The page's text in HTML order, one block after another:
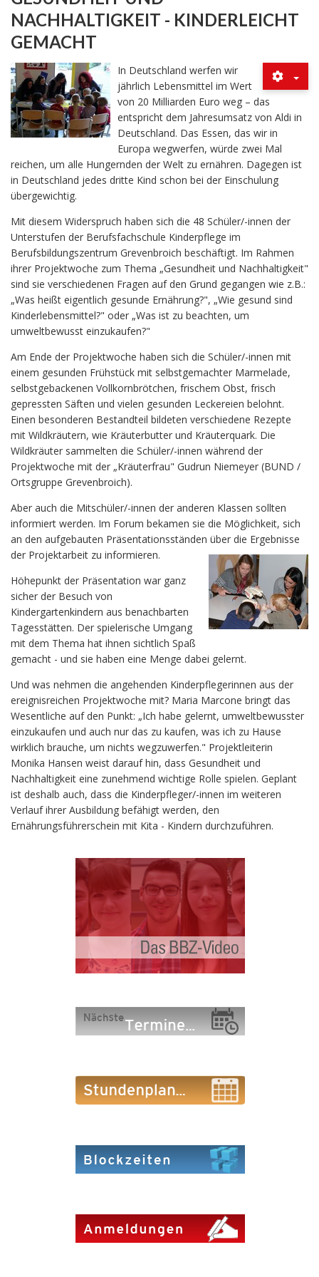
NACHHALTIGKEIT - KINDERLEICHT
GEMACHT
In Deutschland werfen wir
jährlich Lebensmittel im Wert
von 20 Milliarden Euro weg – das
entspricht dem Jahresumsatz von Aldi in
Deutschland. Das Essen, das wir in
Europa wegwerfen, würde zwei Mal
reichen, um alle Hungernden der Welt zu ernähren. Dagegen ist
in Deutschland jedes dritte Kind schon bei der Einschulung
übergewichtig.
Mit diesem Widerspruch haben sich die 48 Schüler/-innen der
Unterstufen der Berufsfachschule Kinderpflege im
Berufsbildungszentrum Grevenbroich beschäftigt. Im Rahmen
ihrer Projektwoche zum Thema „Gesundheit und Nachhaltigkeit"
sind sie verschiedenen Fragen auf den Grund gegangen wie z.B.:
„Was heißt eigentlich gesunde Ernährung?", „Wie gesund sind
Kinderlebensmittel?" oder „Was ist zu beachten, um
umweltbewusst einzukaufen?"
Am Ende der Projektwoche haben sich die Schüler/-innen mit
einem gesunden Frühstück mit selbstgemachter Marmelade,
selbstgebackenen Vollkornbrötchen, frischem Obst, frisch
gepressten Säften und vielen gesunden Leckereien belohnt.
Einen besonderen Bestandteil bildeten verschiedene Rezepte
mit Wildkräutern, wie Kräuterbutter und Kräuterquark. Die
Wildkräuter sammelten die Schüler/-innen während der
Projektwoche mit der „Kräuterfrau" Gudrun Niemeyer (BUND /
Ortsgruppe Grevenbroich).
Aber auch die Mitschüler/-innen der anderen Klassen sollten
informiert werden. Im Forum bekamen sie die Möglichkeit, sich
an den aufgebauten Präsentationsständen über die Ergebnisse
der Projektarbeit zu informieren.
Höhepunkt der Präsentation war ganz
sicher der Besuch von
Kindergartenkindern aus benachbarten
Tagesstätten. Der spielerische Umgang
mit dem Thema hat ihnen sichtlich Spaß
gemacht - und sie haben eine Menge dabei gelernt.
Und was nehmen die angehenden Kinderpflegerinnen aus der
ereignisreichen Projektwoche mit? Maria Marcone bringt das
Wesentliche auf den Punkt: „Ich habe gelernt, umweltbewusster
einzukaufen und auch nur das zu kaufen, was ich zu Hause
wirklich brauche, um nichts wegzuwerfen." Projektleiterin
Monika Hansen weist darauf hin, dass Gesundheit und
Nachhaltigkeit eine zunehmend wichtige Rolle spielen. Geplant
ist deshalb auch, dass die Kinderpfleger/-innen im weiteren
Verlauf ihrer Ausbildung befähigt werden, den
Ernährungsführerschein mit Kita - Kindern durchzuführen.